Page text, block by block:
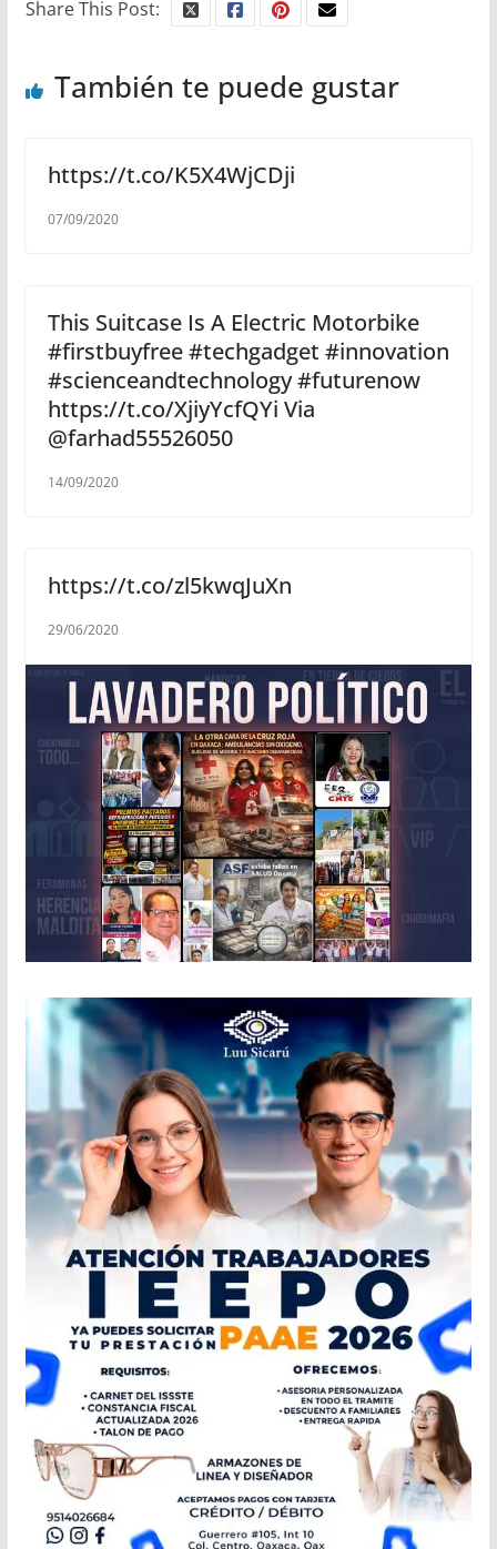
Share This Post:
También te puede gustar
https://t.co/K5X4WjCDji
07/09/2020
This Suitcase Is A Electric Motorbike
#firstbuyfree #techgadget #innovation
#scienceandtechnology #futurenow
https://t.co/XjiyYcfQYi Via
@farhad55526050
14/09/2020
https://t.co/zl5kwqJuXn
29/06/2020